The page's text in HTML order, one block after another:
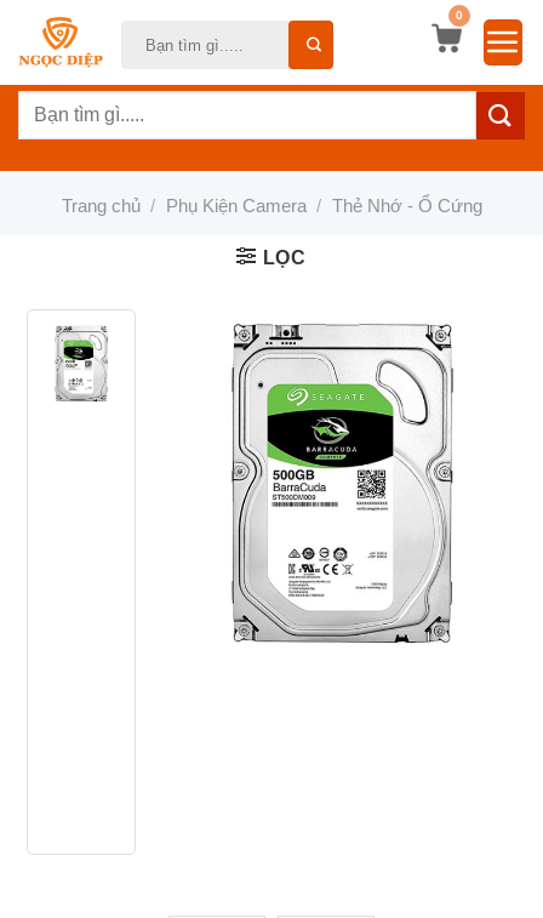
dung
0
Tìm
Trang chủ / Phụ Kiện Camera / Thẻ Nhớ - Ổ Cứng
LỌC